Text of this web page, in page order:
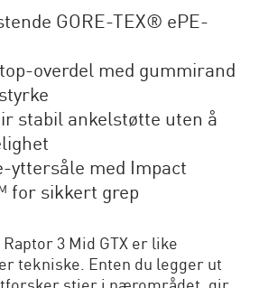
GORE-TEX® ePE-
overdel med gummirand
stabil ankelstøtte uten å
yttersåle med Impact
for sikkert grep
3 Mid GTX er like
tekniske. Enten du legger ut